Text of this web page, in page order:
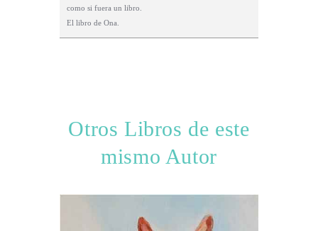
como si fuera un libro.
El libro de Ona.
Otros Libros de este
mismo Autor